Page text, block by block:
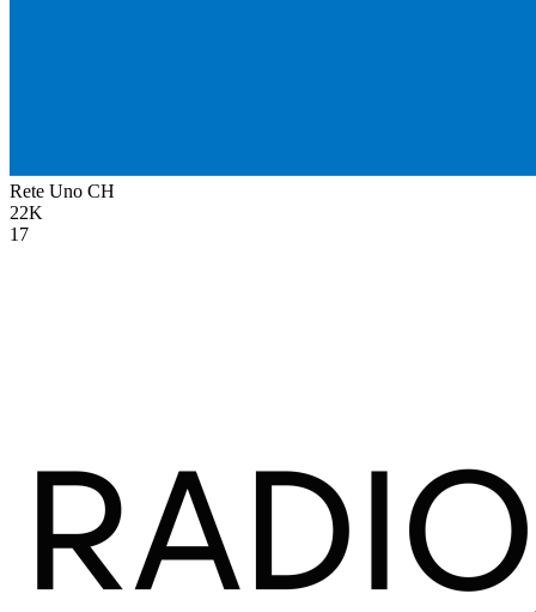
Rete Uno CH
22K
17